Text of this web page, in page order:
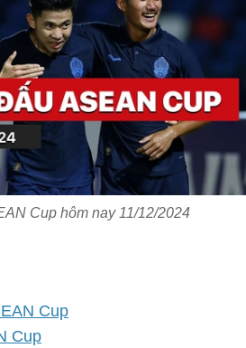
Cup hôm nay 11/12/2024
Cup
Cup